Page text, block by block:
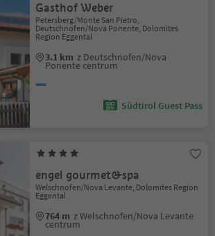
Gasthof Weber
Petersberg/Monte San Pietro,
Deutschnofen/Nova Ponente, Dolomites
Region Eggental
3.1 km z Deutschnofen/Nova
Ponente centrum
Südtirol Guest Pass
engel gourmet&spa
Welschnofen/Nova Levante, Dolomites Region
Eggental
764 m z Welschnofen/Nova Levante
centrum